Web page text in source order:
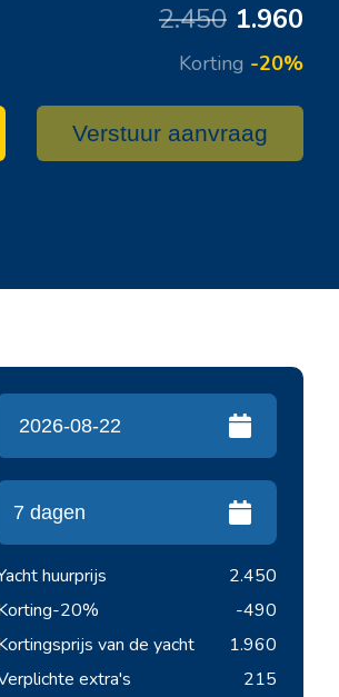
2.450 1.960
Korting -20%
Verstuur aanvraag
huurprijs
2.450
-20%
-490
van de yacht
1.960
extra's
215